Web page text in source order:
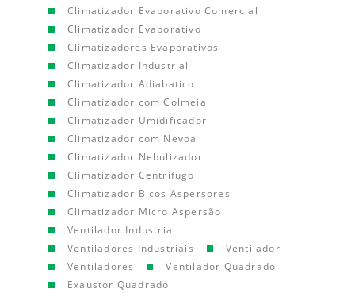
Climatizador Evaporativo Comercial
Climatizador Evaporativo
Climatizadores Evaporativos
Climatizador Industrial
Climatizador Adiabatico
Climatizador com Colmeia
Climatizador Umidificador
Climatizador com Nevoa
Climatizador Nebulizador
Climatizador Centrifugo
Climatizador Bicos Aspersores
Climatizador Micro Aspersão
Ventilador Industrial
Ventiladores Industriais
Ventilador
Ventiladores
Ventilador Quadrado
Exaustor Quadrado